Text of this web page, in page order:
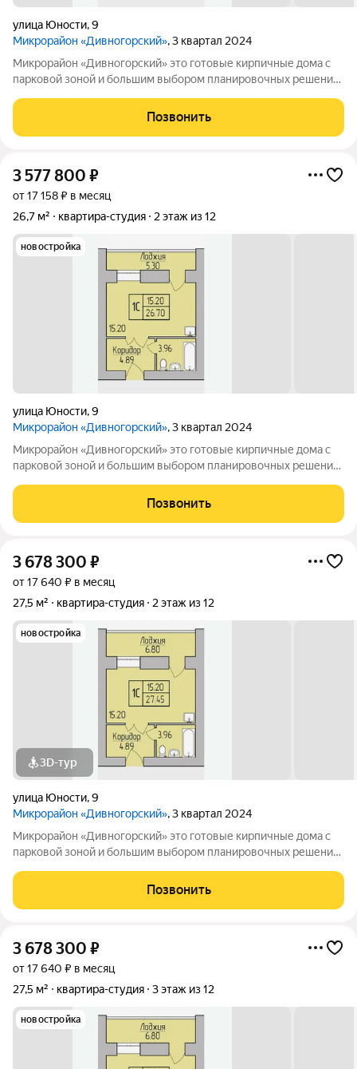
улица Юности,9
Микрорайон «Дивногорский», 3 квартал 2024
Микрорайон «Дивногорский» это готовые кирпичные дома с
парковой зоной и большим выбором планировочных решений.
с безопасным покрытием.
Позвонить
3 577 800 ₽
от 17 158 ₽ в месяц
26,7 м²
квартира-студия 2 этаж из 12
новостройка
улица Юности,9
Микрорайон «Дивногорский», 3 квартал 2024
Микрорайон «Дивногорский» это готовые кирпичные дома с
парковой зоной и большим выбором планировочных решений.
с безопасным покрытием.
Позвонить
3 678 300 ₽
от 17 640 ₽ в месяц
27,5 м²
квартира-студия 2 этаж из 12
новостройка
3D-тур
улица Юности,9
Микрорайон «Дивногорский», 3 квартал 2024
Микрорайон «Дивногорский» это готовые кирпичные дома с
парковой зоной и большим выбором планировочных решений.
с безопасным покрытием.
Позвонить
3 678 300 ₽
от 17 640 ₽ в месяц
27,5 м²
квартира-студия 3 этаж из 12
новостройка